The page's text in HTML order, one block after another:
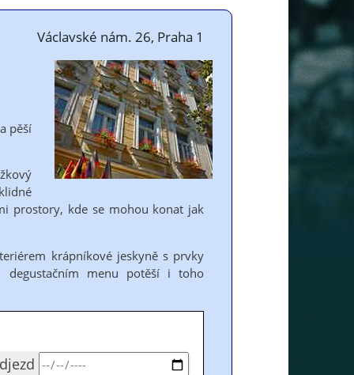
Václavské nám. 26, Praha 1
pěší
prostory, kde se mohou konat jak
krápníkové jeskyně s prvky
degustačním menu potěší i toho